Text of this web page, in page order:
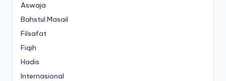
Aswaja
Bahstul Masail
Filsafat
Fiqih
Hadis
Internasional